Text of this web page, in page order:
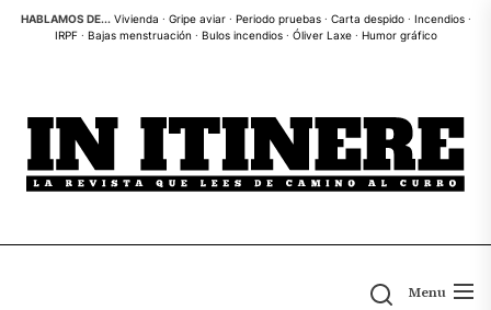
SkipHABLAMOS DE... Vivienda · Gripe aviar· Periodo pruebas· Carta despido· Incendios·
IRPF· Bajas menstruación · Bulos incendios· Óliver Laxe· Humor gráfico
Menu